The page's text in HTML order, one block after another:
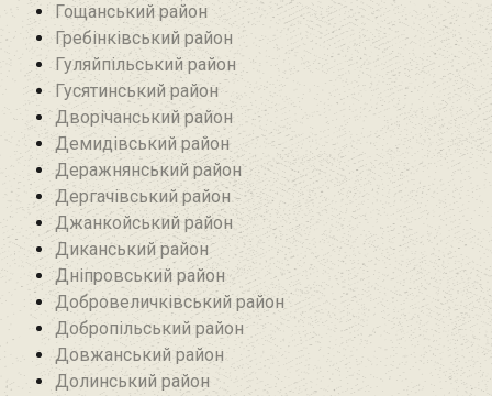
Гощанський район
Гребінківський район
Гуляйпільський район‎
Гусятинський район‎
Дворічанський район
Демидівський район
Деражнянський район
Дергачівський район
Джанкойський район
Диканський район
Дніпровський район
Добровеличківський район
Добропільський район‎
Довжанський район
Долинський район